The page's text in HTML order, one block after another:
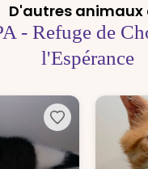
D'autres animaux
- Refuge de
l'Espérance